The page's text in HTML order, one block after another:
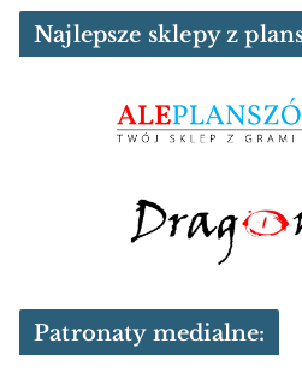
Najlepsze sklepy z
Patronaty medialne: